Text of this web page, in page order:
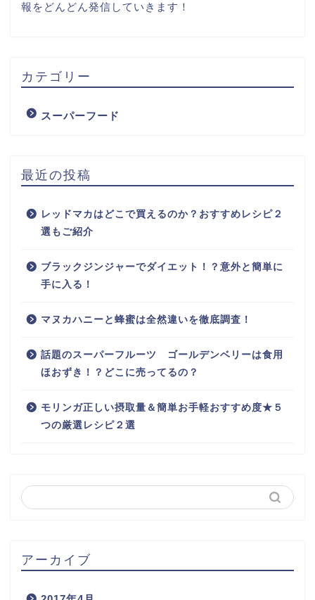
報をどんどん発信していきます！
カテゴリー
スーパーフード
最近の投稿
レッドマカはどこで買えるのか？おすすめレシピ２
選もご紹介
ブラックジンジャーでダイエット！？意外と簡単に
手に入る！
マヌカハニーと蜂蜜は全然違いを徹底調査！
話題のスーパーフルーツ ゴールデンベリーは食用
ほおずき！？どこに売ってるの？
モリンガ正しい摂取量＆簡単お手軽おすすめ度★５
つの厳選レシピ２選
アーカイブ